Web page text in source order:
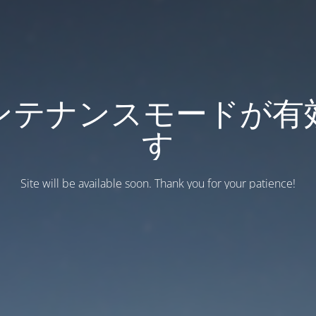
テナンスモードが有
す
Site will be available soon. Thank you for your patience!